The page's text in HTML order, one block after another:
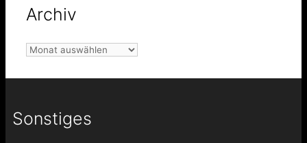
Archiv
Archiv
Sonstiges